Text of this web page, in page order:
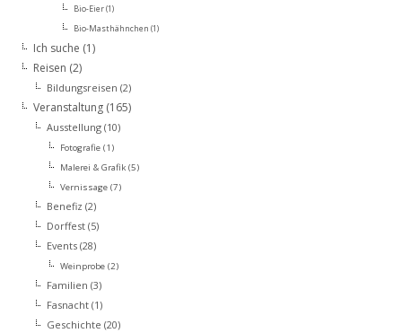
Bio-Eier(1)
Bio-Masthähnchen (1)
Ich suche (1)
Reisen (2)
Bildungsreisen (2)
Veranstaltung(165)
Ausstellung(10)
Fotografie(1)
Malerei & Grafik(5)
Vernissage(7)
Benefiz (2)
Dorffest(5)
Events(28)
Weinprobe(2)
Familien (3)
Fasnacht(1)
Geschichte (20)